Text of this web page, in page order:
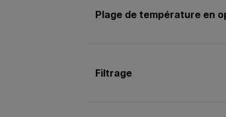
Plage de température en
Filtrage